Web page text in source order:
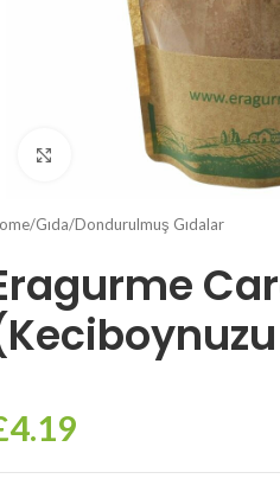
Click to enlarge
/Gıda/Dondurulmuş Gıdalar
4.19